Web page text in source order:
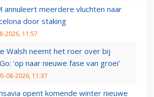
annuleert meerdere vluchten naar
door staking
2026, 11:57
Walsh neemt het roer over bij
'op naar nieuwe fase van groei'
08-2026, 11:37
opent komende winter nieuwe